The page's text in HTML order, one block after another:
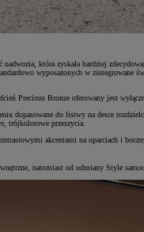
która zyskała bardziej
wyposażonych w zintegrowane
Precious Bronze oferowany jest
dopasowane do listwy na desce
trójkolorowe przeszycia.
akcentami na oparciach i
natomiast od odmiany Style